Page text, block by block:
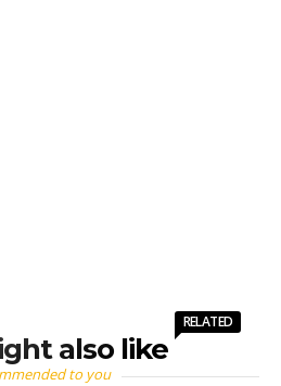
also like
RELATED
to you